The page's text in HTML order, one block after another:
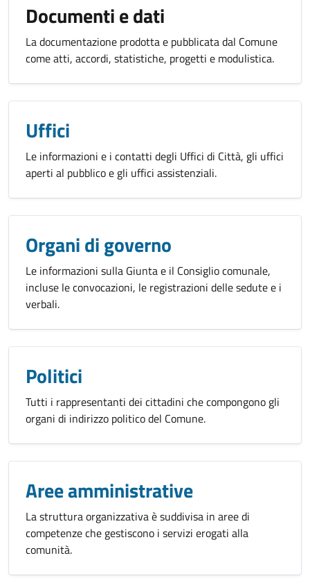
Documenti e dati
La documentazione prodotta e pubblicata dal Comune
come atti, accordi, statistiche, progetti e modulistica.
Uffici
Le informazioni e i contatti degli Uffici di Città, gli uffici
aperti al pubblico e gli uffici assistenziali.
Organi di governo
Le informazioni sulla Giunta e il Consiglio comunale,
incluse le convocazioni, le registrazioni delle sedute e i
verbali.
Politici
Tutti i rappresentanti dei cittadini che compongono gli
organi di indirizzo politico del Comune.
Aree amministrative
La struttura organizzativa è suddivisa in aree di
competenze che gestiscono i servizi erogati alla
comunità.